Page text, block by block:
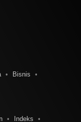
Bisnis
Indeks